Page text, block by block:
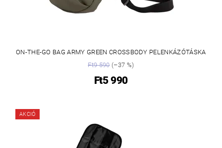
ON-THE-GO BAG ARMY GREEN CROSSBODY PELENKÁZÓTÁSKA
Ft9 590(–37 %)
Ft5 990
AKCIÓ